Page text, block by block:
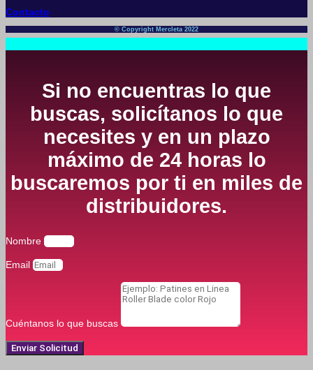
Contacto
© Copyright Mercleta 2022
Si no encuentras lo que
buscas, solicítanos lo que
necesites y en un plazo
máximo de 24 horas lo
buscaremos por ti en miles de
distribuidores.
Nombre
Email
Cuéntanos lo que buscas
Enviar Solicitud